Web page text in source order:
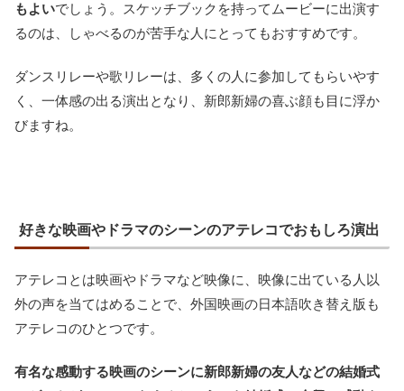
もよいでしょう。スケッチブックを持ってムービーに出演す
るのは、しゃべるのが苦手な人にとってもおすすめです。
ダンスリレーや歌リレーは、多くの人に参加してもらいやす
く、一体感の出る演出となり、新郎新婦の喜ぶ顔も目に浮か
びますね。
好きな映画やドラマのシーンのアテレコでおもしろ演出
アテレコとは映画やドラマなど映像に、映像に出ている人以
外の声を当てはめることで、外国映画の日本語吹き替え版も
アテレコのひとつです。
有名な感動する映画のシーンに新郎新婦の友人などの結婚式